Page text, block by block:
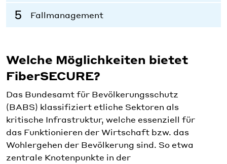
Fallmanagement
Welche Möglichkeiten bietet
FiberSECURE?
Das Bundesamt für Bevölkerungsschutz
(BABS) klassifiziert etliche Sektoren als
kritische Infrastruktur, welche essenziell für
das Funktionieren der Wirtschaft bzw. das
Wohlergehen der Bevölkerung sind. So etwa
zentrale Knotenpunkte in der